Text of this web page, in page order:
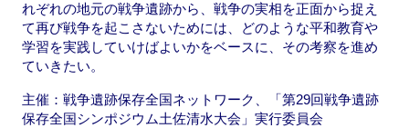
れぞれの地元の戦争遺跡から、戦争の実相を正面から捉え
て再び戦争を起こさないためには、どのような平和教育や
学習を実践していけばよいかをベースに、その考察を進め
ていきたい。
主催：戦争遺跡保存全国ネットワーク、「第29回戦争遺跡
保存全国シンポジウム土佐清水大会」実行委員会